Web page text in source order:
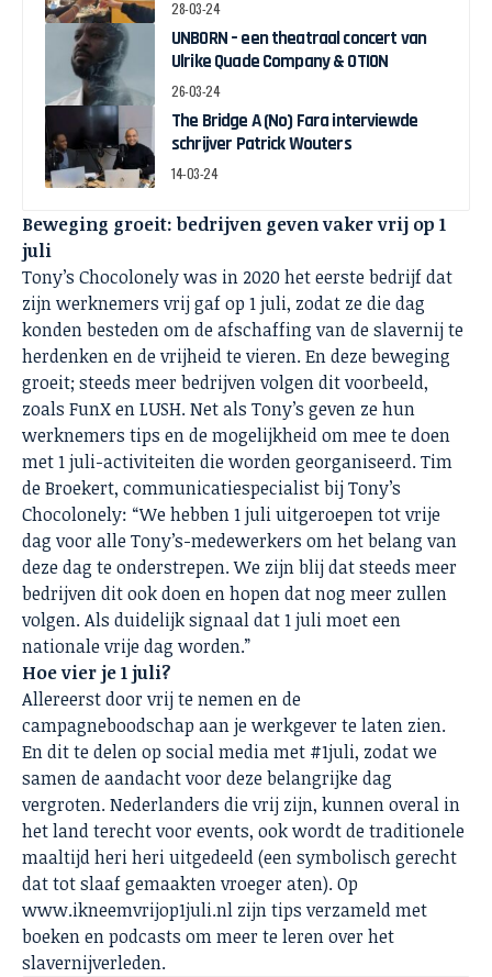
28-03-24
UNBORN – een theatraal concert van
Ulrike Quade Company & OTION
26-03-24
The Bridge A (No) Fara interviewde
schrijver Patrick Wouters
14-03-24
Beweging groeit: bedrijven geven vaker vrij op 1
juli
Tony’s Chocolonely was in 2020 het eerste bedrijf dat
zijn werknemers vrij gaf op 1 juli, zodat ze die dag
konden besteden om de afschaffing van de slavernij te
herdenken en de vrijheid te vieren. En deze beweging
groeit; steeds meer bedrijven volgen dit voorbeeld,
zoals FunX en LUSH. Net als Tony’s geven ze hun
werknemers tips en de mogelijkheid om mee te doen
met 1 juli-activiteiten die worden georganiseerd. Tim
de Broekert, communicatiespecialist bij Tony’s
Chocolonely: “We hebben 1 juli uitgeroepen tot vrije
dag voor alle Tony’s-medewerkers om het belang van
deze dag te onderstrepen. We zijn blij dat steeds meer
bedrijven dit ook doen en hopen dat nog meer zullen
volgen. Als duidelijk signaal dat 1 juli moet een
nationale vrije dag worden.”
Hoe vier je 1 juli?
Allereerst door vrij te nemen en de
campagneboodschap aan je werkgever te laten zien.
En dit te delen op social media met #1juli, zodat we
samen de aandacht voor deze belangrijke dag
vergroten. Nederlanders die vrij zijn, kunnen overal in
het land terecht voor events, ook wordt de traditionele
maaltijd heri heri uitgedeeld (een symbolisch gerecht
dat tot slaaf gemaakten vroeger aten). Op
www.ikneemvrijop1juli.nl zijn tips verzameld met
boeken en podcasts om meer te leren over het
slavernijverleden.